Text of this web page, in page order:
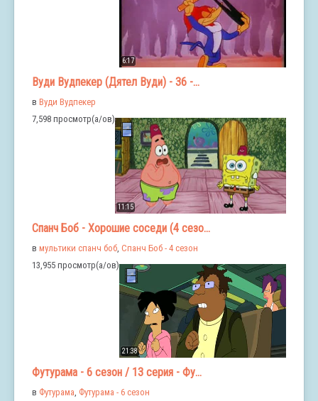
6:17
Вуди Вудпекер (Дятел Вуди) - 36 -...
в Вуди Вудпекер
7,598 просмотр(а/ов)
11:15
Спанч Боб - Хорошие соседи (4 сезо...
в мультики спанч боб, Спанч Боб - 4 сезон
13,955 просмотр(а/ов)
21:38
Футурама - 6 сезон / 13 серия - Фу...
в Футурама, Футурама - 6 сезон